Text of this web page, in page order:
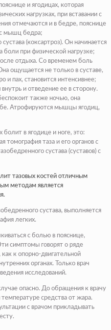
и ягодицах, которая
нагрузках, при вставании с
отмечаются и в бедре, пояснице
мышц бедра;
(коксартроз). Он начинается
боли при физической нагрузке;
отдыха. Со временем боль
ощущается не только в суставе,
и пах, становится интенсивнее;
и отведение ее в сторону.
также ночью, она
Атрофируются мышцы ягодиц,
болит в ягодице и ноге, это:
томография таза и его органов с
сустава (суставов) с
тазовых костей отличным
методам является
сустава, выполняется
легких.
с болью в пояснице,
симптомы говорят о ряде
к опорно-двигательной
органах. Только врач
исследований.
опасно. До обращения к врачу
средства от жара.
с врачом прикладывать